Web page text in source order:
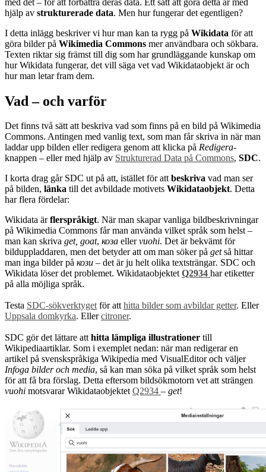
hjälp av strukturerade data. Men hur fungerar det egentligen?
I detta inlägg beskriver vi hur man kan ta rygg på Wikidata för att
göra bilder på Wikimedia Commons mer användbara och sökbara.
Texten riktar sig främst till dig som har grundläggande kunskap om
hur Wikidata fungerar, det vill säga vet vad Wikidataobjekt är och
hur man letar fram dem.
Vad – och varför
Det finns två sätt att beskriva vad som finns på en bild på Wikimedia
Commons. Antingen med vanlig text, som man får skriva in när man
laddar upp bilden eller redigera genom att klicka på Redigera-
knappen – eller med hjälp av Strukturerad Data på Commons, SDC.
I korta drag går SDC ut på att, istället för attbeskriva vad man ser
på bilden, länka till det avbildade motivets Wikidataobjekt. Detta
har flera fördelar:
Wikidata ärflerspråkigt. När man skapar vanliga bildbeskrivningar
på Wikimedia Commons får man använda vilket språk som helst –
man kan skriva get, goat, коза ellervuohi. Det är bekvämt för
bilduppladdaren, men det betyder att om man söker på getså hittar
man inga bilder på кози – det är ju helt olika textsträngar. SDC och
Wikidata löser det problemet. WikidataobjektetQ2934 har etiketter
på alla möjliga språk.
Testa SDC-sökverktygetför atthitta bilder som avbildar getter. Eller
Uppsala domkyrka. Ellercitroner.
SDC gör det lättare atthitta lämpliga illustrationer till
Wikipediaartiklar. Som i exemplet nedan: när man redigerar en
artikel på svenskspråkiga Wikipedia med VisualEditor och väljer
Infoga bilder och media, så kan man söka på vilket språk som helst
för att få bra förslag. Detta eftersom bildsökmotorn vet att strängen
vuohi motsvarar WikidataobjektetQ2934 – get!